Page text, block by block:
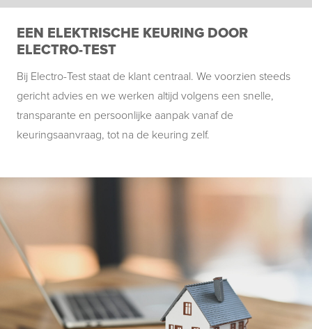
EEN ELEKTRISCHE KEURING DOOR
ELECTRO-TEST
Bij Electro-Test staat de klant centraal. We voorzien steeds
gericht advies en we werken altijd volgens een snelle,
transparante en persoonlijke aanpak vanaf de
keuringsaanvraag, tot na de keuring zelf.